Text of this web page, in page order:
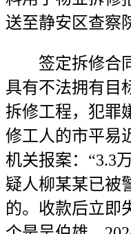
送至静安区查察
签定拆修合同
具有不法拥有目
拆修工程，犯罪
修工人的市平易
机关报案：“3.3
疑人柳某某已被
的。收款后立即